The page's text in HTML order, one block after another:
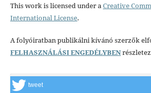
This work is licensed under aCreative
International License.
A folyóiratban publikálni kívánó szerzők
FELHASZNÁLÁSI ENGEDÉLYBEN
tweet